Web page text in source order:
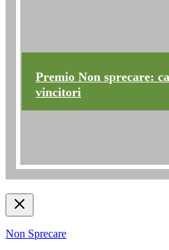
Premio Non sprecare:
vincitori
Non Sprecare